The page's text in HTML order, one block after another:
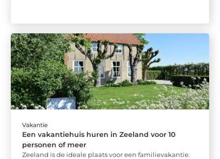
Vakantie
Een vakantiehuis huren in Zeeland voor 10
personen of meer
Zeeland is de ideale plaats voor een familievakantie.